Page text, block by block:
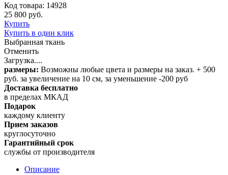
Код товара: 14928
25 800 руб.
Купить
Купить в один клик
Выбранная ткань
Отменить
Загрузка....
размеры: Возможны любые цвета и размеры на заказ. + 500
руб. за увеличение на 10 см, за уменьшение -200 руб
Доставка бесплатно
в пределах МКАД
Подарок
каждому клиенту
Прием заказов
круглосуточно
Гарантийный срок
службы от производителя
Описание